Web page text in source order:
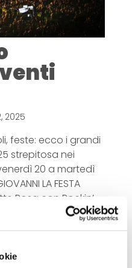
2025
feste: ecco i grandi
strepitosa nei
20 a martedì
LA FESTA
Rosa con Rockin’
da...
Cerca